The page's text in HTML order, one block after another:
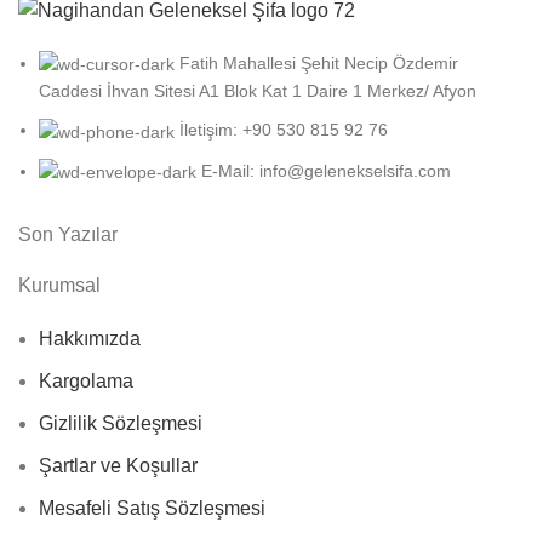
Fatih Mahallesi Şehit Necip Özdemir
Caddesi İhvan Sitesi A1 Blok Kat 1 Daire 1 Merkez/ Afyon
İletişim: +90 530 815 92 76
E-Mail: info@gelenekselsifa.com
Son Yazılar
Kurumsal
Hakkımızda
Kargolama
Gizlilik Sözleşmesi
Şartlar ve Koşullar
Mesafeli Satış Sözleşmesi